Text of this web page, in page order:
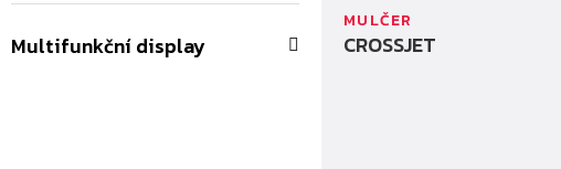
Multifunkční display CROSSJET
MULČER